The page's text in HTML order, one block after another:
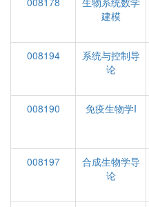
建模
008194
系统与控制导
论
008190
免疫生物学I
008197
合成生物学导
论